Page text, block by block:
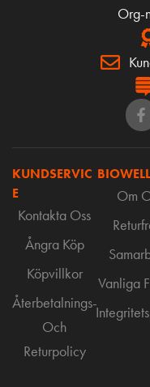
Org-
KUNDSERVIC
E
Kontakta Oss
Ångra Köp
Köpvillkor
Återbetalnings-
Och
Returpolicy
BIOWELL
Om
Vanliga